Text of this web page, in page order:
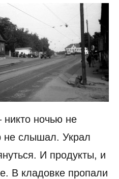
никто ночью не
не слышал. Украл
И продукты, и
В кладовке пропали